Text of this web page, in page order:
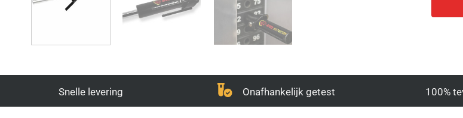
Snelle levering Onafhankelijk getest 100%